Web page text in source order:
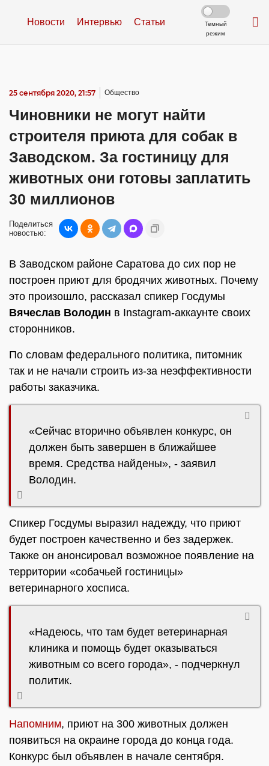
Новости Интервью Статьи
Темный
режим
25 сентября 2020, 21:57 Общество
Чиновники не могут найти
строителя приюта для собак в
Заводском. За гостиницу для
животных они готовы заплатить
30 миллионов
Поделиться
новостью:
В Заводском районе Саратова до сих пор не
построен приют для бродячих животных. Почему
это произошло, рассказал спикер Госдумы
Вячеслав Володин в Instagram-аккаунте своих
сторонников.
По словам федерального политика, питомник
так и не начали строить из-за неэффективности
работы заказчика.
«Сейчас вторично объявлен конкурс, он
должен быть завершен в ближайшее
время. Средства найдены», - заявил
Володин.
Спикер Госдумы выразил надежду, что приют
будет построен качественно и без задержек.
Также он анонсировал возможное появление на
территории «собачьей гостиницы»
ветеринарного хосписа.
«Надеюсь, что там будет ветеринарная
клиника и помощь будет оказываться
животным со всего города», - подчеркнул
политик.
Напомним, приют на 300 животных должен
появиться на окраине города до конца года.
Конкурс был объявлен в начале сентября.